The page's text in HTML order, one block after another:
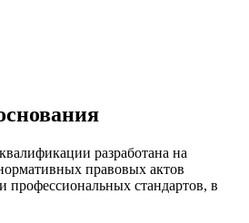
разработана на
правовых актов
профессиональных стандартов, в